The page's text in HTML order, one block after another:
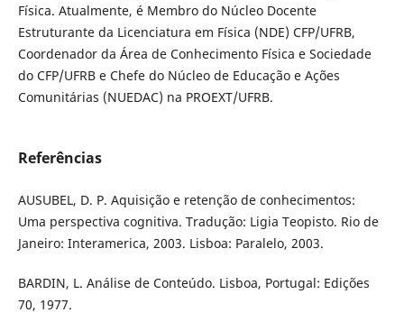
Física. Atualmente, é Membro do Núcleo Docente
Estruturante da Licenciatura em Física (NDE) CFP/UFRB,
Coordenador da Área de Conhecimento Física e Sociedade
do CFP/UFRB e Chefe do Núcleo de Educação e Ações
Comunitárias (NUEDAC) na PROEXT/UFRB.
Referências
AUSUBEL, D. P. Aquisição e retenção de conhecimentos:
Uma perspectiva cognitiva. Tradução: Ligia Teopisto. Rio de
Janeiro: Interamerica, 2003. Lisboa: Paralelo, 2003.
BARDIN, L. Análise de Conteúdo. Lisboa, Portugal: Edições
70, 1977.